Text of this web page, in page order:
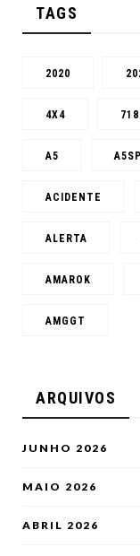
TAGS
2020
4X4 718
A5
ACIDENTE
ALERTA
AMAROK
AMGGT
ARQUIVOS
JUNHO 2026
MAIO 2026
ABRIL 2026